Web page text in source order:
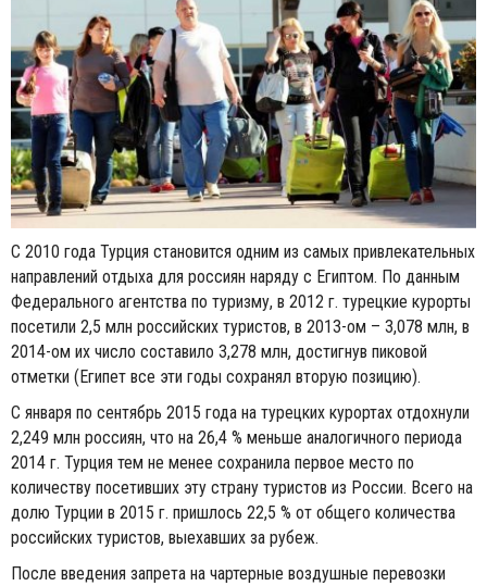
С 2010 года Турция становится одним из самых привлекательных
направлений отдыха для россиян наряду с Египтом. По данным
Федерального агентства по туризму, в 2012 г. турецкие курорты
посетили 2,5 млн российских туристов, в 2013-ом – 3,078 млн, в
2014-ом их число составило 3,278 млн, достигнув пиковой
отметки (Египет все эти годы сохранял вторую позицию).
С января по сентябрь 2015 года на турецких курортах отдохнули
2,249 млн россиян, что на 26,4 % меньше аналогичного периода
2014 г. Турция тем не менее сохранила первое место по
количеству посетивших эту страну туристов из России. Всего на
долю Турции в 2015 г. пришлось 22,5 % от общего количества
российских туристов, выехавших за рубеж.
После введения запрета на чартерные воздушные перевозки